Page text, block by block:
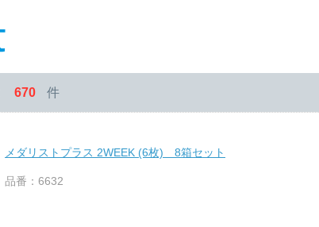
670 件
メダリストプラス 2WEEK (6枚) 8箱セット
品番：6632